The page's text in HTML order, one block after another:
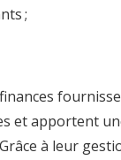
;
et apportent
à leur